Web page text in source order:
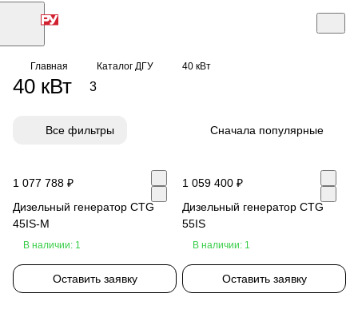
Главная Каталог ДГУ 40 кВт
40 кВт 3
Все фильтры Сначала популярные
1 077 788 ₽
Дизельный генератор CTG
45IS-M
В наличии: 1
Оставить заявку
1 059 400 ₽
Дизельный генератор CTG
55IS
В наличии: 1
Оставить заявку